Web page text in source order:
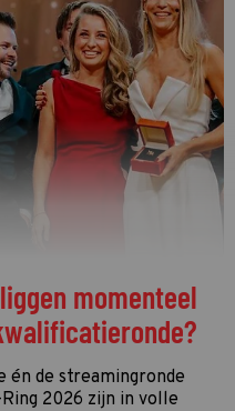
momenteel
én de streamingronde
2026 zijn in volle